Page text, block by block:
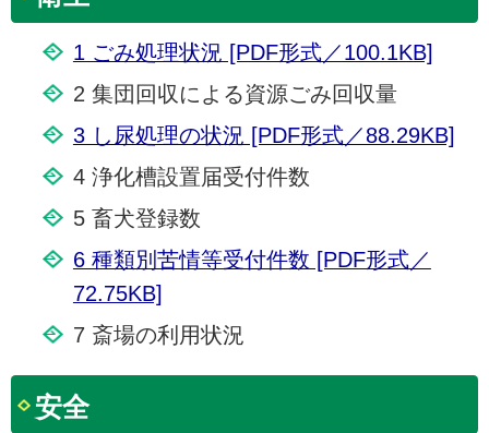
1 ごみ処理状況 [PDF形式／100.1KB]
2 集団回収による資源ごみ回収量
3 し尿処理の状況 [PDF形式／88.29KB]
4 浄化槽設置届受付件数
5 畜犬登録数
6 種類別苦情等受付件数 [PDF形式／
72.75KB]
7 斎場の利用状況
安全